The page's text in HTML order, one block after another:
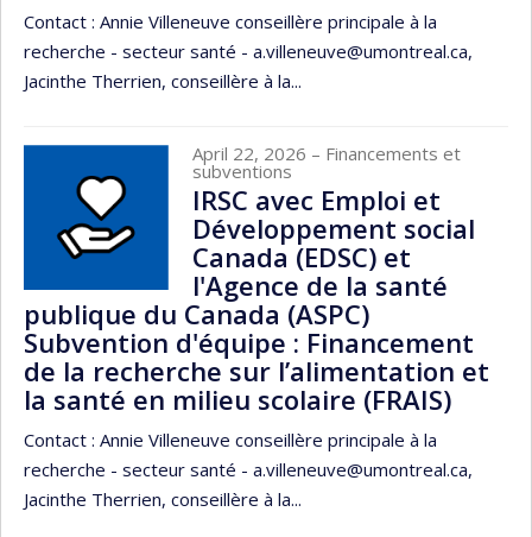
Contact : Annie Villeneuve conseillère principale à la
recherche - secteur santé - a.villeneuve@umontreal.ca,
Jacinthe Therrien, conseillère à la...
April 22, 2026 – Financements et
subventions
IRSC avec Emploi et
Développement social
Canada (EDSC) et
l'Agence de la santé
publique du Canada (ASPC)
Subvention d'équipe : Financement
de la recherche sur l’alimentation et
la santé en milieu scolaire (FRAIS)
Contact : Annie Villeneuve conseillère principale à la
recherche - secteur santé - a.villeneuve@umontreal.ca,
Jacinthe Therrien, conseillère à la...